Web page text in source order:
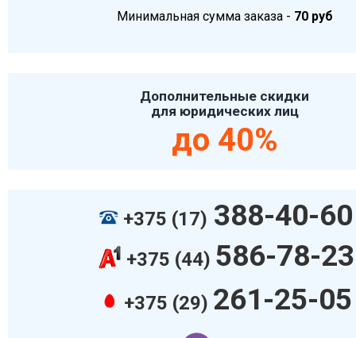
Минимальная сумма заказа - 70 руб
Дополнительные скидки
для юридических лиц
до 40%
+375 (17) 388-40-60
+375 (44) 586-78-23
+375 (29) 261-25-05